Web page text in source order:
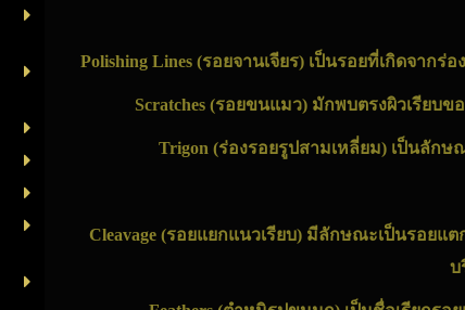
Polishing Lines (รอยจานเจียร) เป็นรอยที่เกิดจาก
Scratches (รอยขนแมว) มักพบตรงผิวเรียบ
Trigon (ร่องรอยรูปสามเหลี่ยม) เป็นลัก
Cleavage (รอยแยกแนวเรียบ) มีลักษณะเป็นรอยแ
บ